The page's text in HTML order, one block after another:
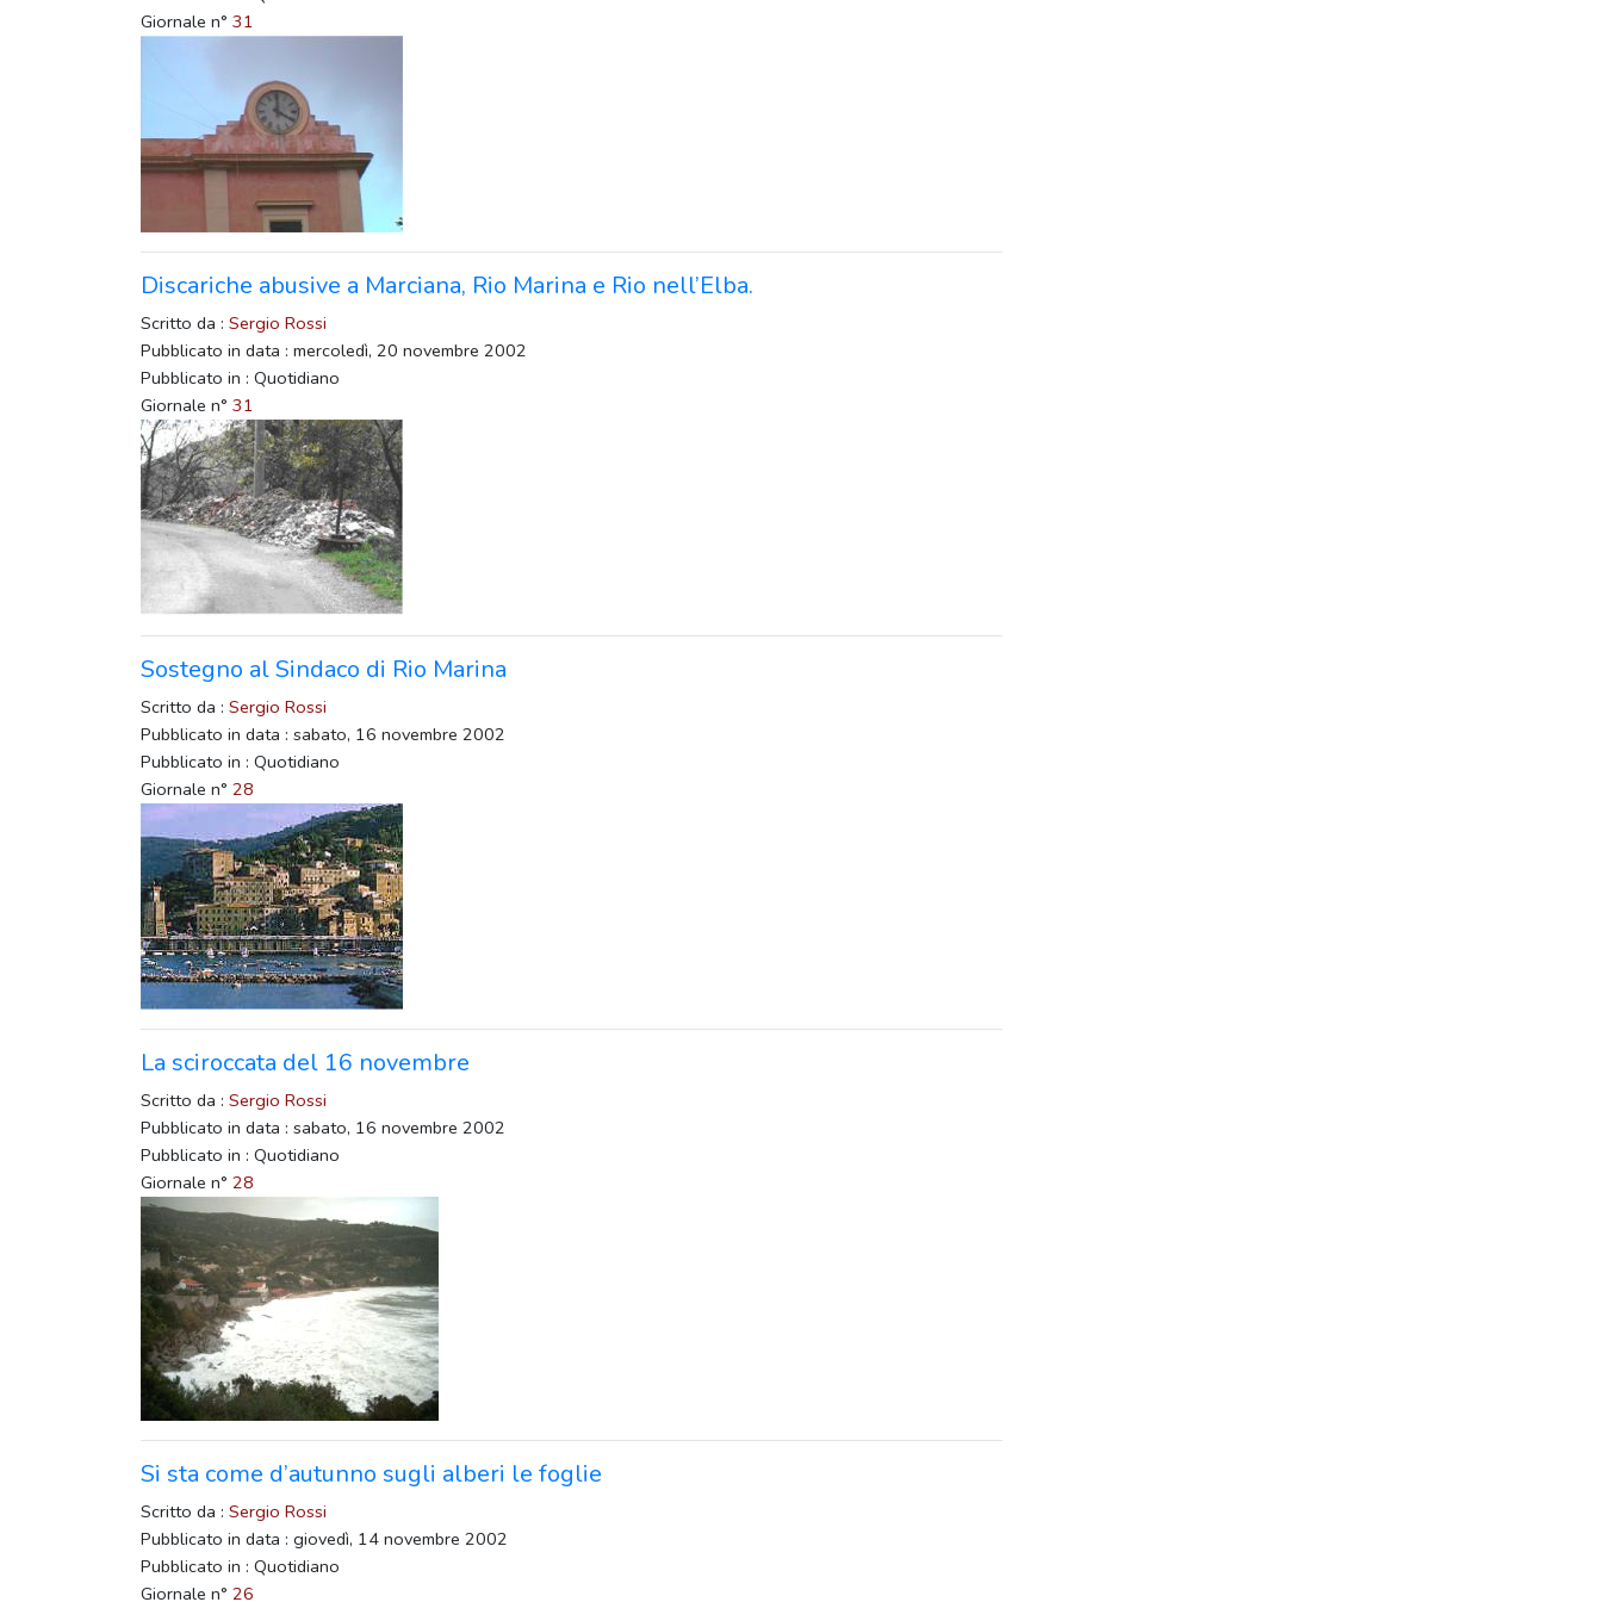
Giornale n° 31
Discariche abusive a Marciana, Rio Marina e Rio nell’Elba.
Scritto da : Sergio Rossi
Pubblicato in data : mercoledì, 20 novembre 2002
Pubblicato in : Quotidiano
Giornale n° 31
Sostegno al Sindaco di Rio Marina
Scritto da : Sergio Rossi
Pubblicato in data : sabato, 16 novembre 2002
Pubblicato in : Quotidiano
Giornale n° 28
La sciroccata del 16 novembre
Scritto da : Sergio Rossi
Pubblicato in data : sabato, 16 novembre 2002
Pubblicato in : Quotidiano
Giornale n° 28
Si sta come d’autunno sugli alberi le foglie
Scritto da : Sergio Rossi
Pubblicato in data : giovedì, 14 novembre 2002
Pubblicato in : Quotidiano
Giornale n° 26